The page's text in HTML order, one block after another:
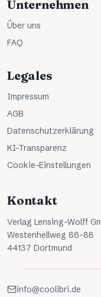
Unternehmen
Über uns
FAQ
Legales
Impressum
AGB
Datenschutzerklärung
KI-Transparenz
Cookie-Einstellungen
Kontakt
Verlag Lensing-Wolff
Westenhellweg 86-88
44137 Dortmund
info@coolibri.de